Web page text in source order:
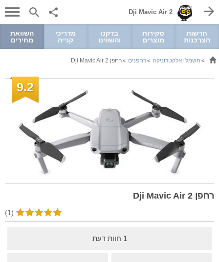
Dji Mavic Air 2
חדשות
הצרכנות
סקירות
מוצרים
בדקנו
והשווינו
מדריכי
קנייה
השוואת
מחירים
> חשמל ואלקטרוניקה >רחפנים >רחפן Dji Mavic Air 2
9.2
רחפן Dji Mavic Air 2
(1)
1 חוות דעת